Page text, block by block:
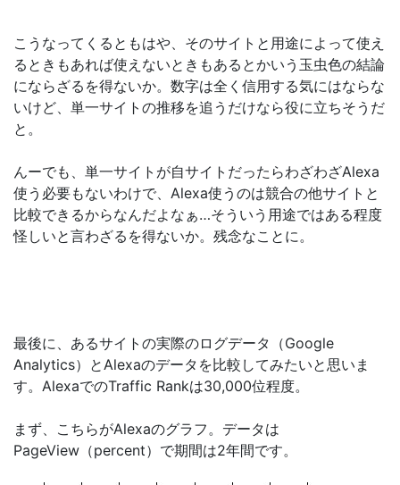
こうなってくるともはや、そのサイトと用途によって使え
るときもあれば使えないときもあるとかいう玉虫色の結論
にならざるを得ないか。数字は全く信用する気にはならな
いけど、単一サイトの推移を追うだけなら役に立ちそうだ
と。
んーでも、単一サイトが自サイトだったらわざわざAlexa
使う必要もないわけで、Alexa使うのは競合の他サイトと
比較できるからなんだよなぁ…そういう用途ではある程度
怪しいと言わざるを得ないか。残念なことに。
最後に、あるサイトの実際のログデータ（Google
Analytics）とAlexaのデータを比較してみたいと思いま
す。AlexaでのTraffic Rankは30,000位程度。
まず、こちらがAlexaのグラフ。データは
PageView（percent）で期間は2年間です。